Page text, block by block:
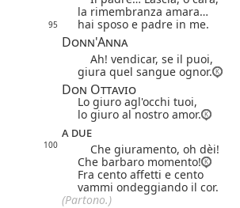
la rimembranza amara…
95 hai sposo e padre in me.
Donn'Anna
Ah! vendicar, se il puoi,
giura quel sangue ognor.
Don Ottavio
Lo giuro agl'occhi tuoi,
lo giuro al nostro amor.
a due
100
Che giuramento, oh dèi!
Che barbaro momento!
Fra cento affetti e cento
vammi ondeggiando il cor.
(Partono.)